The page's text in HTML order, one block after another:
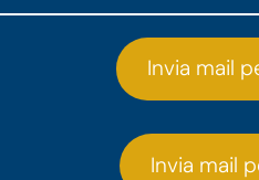
Invia mail
Invia mail